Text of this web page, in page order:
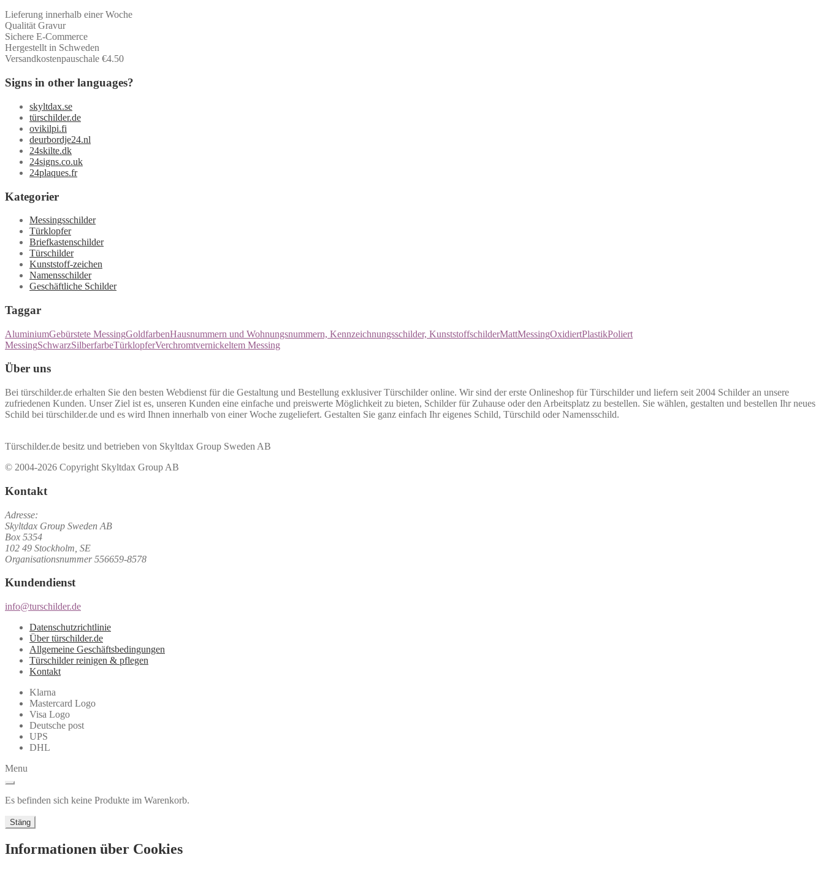
Lieferung innerhalb einer Woche
Qualität Gravur
Sichere E-Commerce
Hergestellt in Schweden
Versandkostenpauschale €4.50
Signs in other languages?
skyltdax.se
türschilder.de
ovikilpi.fi
deurbordje24.nl
24skilte.dk
24signs.co.uk
24plaques.fr
Kategorier
Messingsschilder
Türklopfer
Briefkastenschilder
Türschilder
Kunststoff-zeichen
Namensschilder
Geschäftliche Schilder
Taggar
AluminiumGebürstete MessingGoldfarbenHausnummern und Wohnungsnummern, Kennzeichnungsschilder, KunststoffschilderMattMessingOxidiertPlastikPoliert
MessingSchwarzSilberfarbeTürklopferVerchromtvernickeltem Messing
Über uns
Bei türschilder.de erhalten Sie den besten Webdienst für die Gestaltung und Bestellung exklusiver Türschilder online. Wir sind der erste Onlineshop für Türschilder und liefern seit 2004 Schilder an unsere
zufriedenen Kunden. Unser Ziel ist es, unseren Kunden eine einfache und preiswerte Möglichkeit zu bieten, Schilder für Zuhause oder den Arbeitsplatz zu bestellen. Sie wählen, gestalten und bestellen Ihr neues
Schild bei türschilder.de und es wird Ihnen innerhalb von einer Woche zugeliefert. Gestalten Sie ganz einfach Ihr eigenes Schild, Türschild oder Namensschild.
Türschilder.de besitz und betrieben von Skyltdax Group Sweden AB
© 2004-2026 Copyright Skyltdax Group AB
Kontakt
Adresse:
Skyltdax Group Sweden AB
Box 5354
102 49 Stockholm, SE
Organisationsnummer 556659-8578
Kundendienst
info@turschilder.de
Datenschutzrichtlinie
Über türschilder.de
Allgemeine Geschäftsbedingungen
Türschilder reinigen & pflegen
Kontakt
Klarna
Mastercard Logo
Visa Logo
Deutsche post
UPS
DHL
Menu
Es befinden sich keine Produkte im Warenkorb.
Stäng
Informationen über Cookies